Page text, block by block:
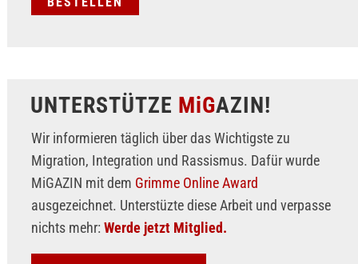
UNTERSTÜTZE MiGAZIN!
Wir informieren täglich über das Wichtigste zu
Migration, Integration und Rassismus. Dafür wurde
MiGAZIN mit dem Grimme Online Award
ausgezeichnet. Unterstüzte diese Arbeit und verpasse
nichts mehr: Werde jetzt Mitglied.